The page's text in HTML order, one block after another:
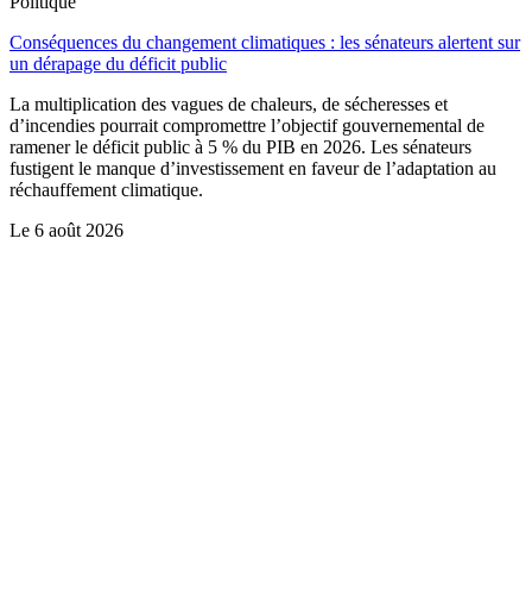
Conséquences du changement climatiques : les sénateurs alertent sur
un dérapage du déficit public
La multiplication des vagues de chaleurs, de sécheresses et
d’incendies pourrait compromettre l’objectif gouvernemental de
ramener le déficit public à 5 % du PIB en 2026. Les sénateurs
fustigent le manque d’investissement en faveur de l’adaptation au
réchauffement climatique.
Le 6 août 2026